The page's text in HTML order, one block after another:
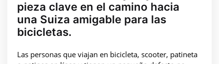
pieza clave en el camino hacia
una Suiza amigable para las
bicicletas.
Las personas que viajan en bicicleta, scooter, patineta